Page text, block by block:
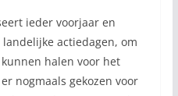
ieder voorjaar en
actiedagen, om
halen voor het
nogmaals gekozen voor